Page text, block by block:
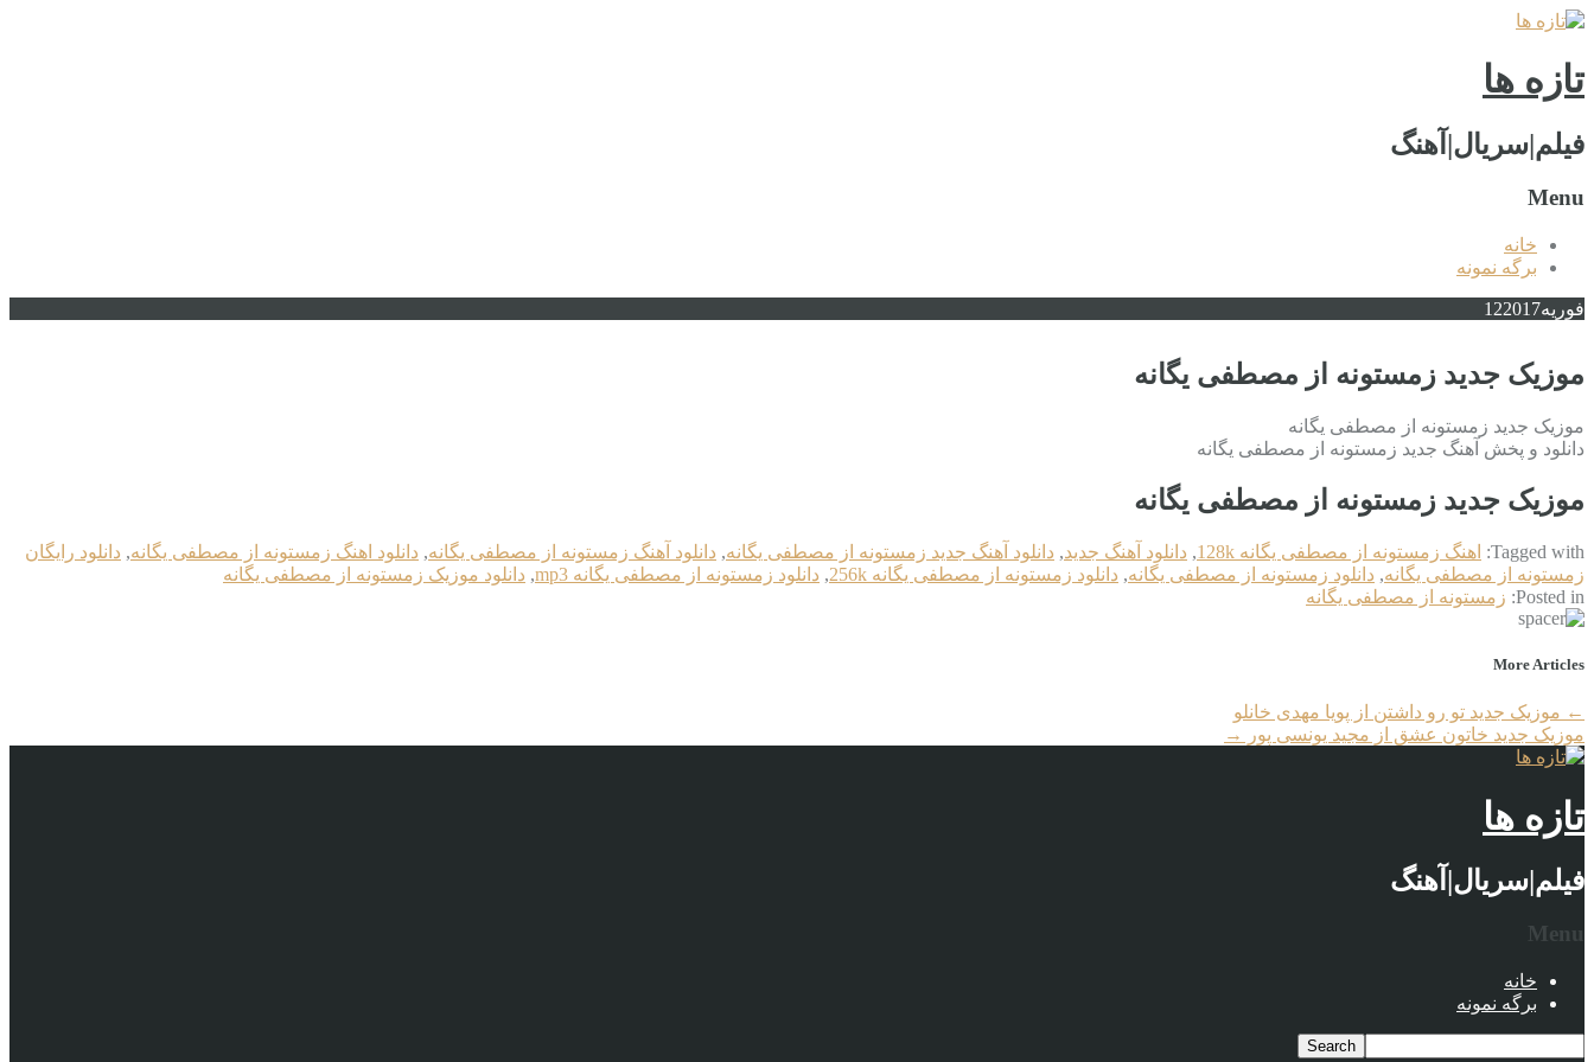
تازه ها
فیلم|سریال|آهنگ
Menu
خانه
برگه نمونه
فوریه 122017
موزیک جدید زمستونه از مصطفی یگانه
موزیک جدید زمستونه از مصطفی یگانه
دانلود و پخش آهنگ جدید زمستونه از مصطفی یگانه
موزیک جدید زمستونه از مصطفی یگانه
Tagged with: اهنگ زمستونه از مصطفی یگانه 128k , دانلود آهنگ جدید, دانلود آهنگ جدید زمستونه از مصطفی یگانه, دانلود آهنگ زمستونه از مصطفی یگانه, دانلود اهنگ زمستونه از مصطفی یگانه, دانلود رایگان
زمستونه از مصطفی یگانه, دانلود زمستونه از مصطفی یگانه, دانلود زمستونه از مصطفی یگانه 256k , دانلود زمستونه از مصطفی یگانه mp3 , دانلود موزیک زمستونه از مصطفی یگانه
Posted in: زمستونه از مصطفی یگانه
More Articles
← موزیک جدید تو رو داشتن از پویا مهدی خانلو
موزیک جدید خاتون عشق از مجید یونسی پور
→
تازه ها
فیلم|سریال|آهنگ
Menu
خانه
برگه نمونه